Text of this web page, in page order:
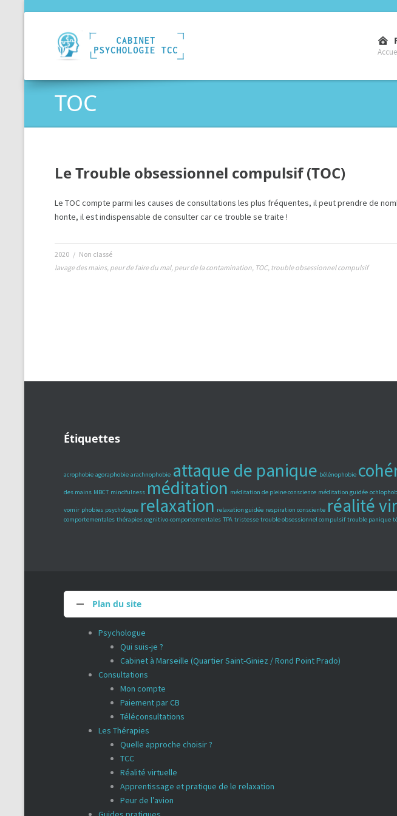
TOC
Le Trouble obsessionnel compulsif (TOC)
Le TOC compte parmi les causes de consultations les plus fréquentes, il peut prendre de
honte, il est indispensable de consulter car ce trouble se traite !
2020 / Non classé
lavage des mains, peur de faire du mal, peur de la contamination, TOC, trouble obsessionnel compulsif
Étiquettes
acrophobie agoraphobie arachnophobie attaque de panique bélénophobie
des mains MBCT mindfulness méditation méditation de pleine conscience méditation guidée
vomir phobies psychologue relaxation relaxation guidée respiration consciente réalité
comportementales thérapies cognitivo-comportementales TPA tristesse trouble obsessionnel compulsif trouble panique
Plan du site
Psychologue
Qui suis-je ?
Cabinet à Marseille (Quartier Saint-Giniez / Rond Point Prado)
Consultations
Mon compte
Paiement par CB
Téléconsultations
Les Thérapies
Quelle approche choisir ?
TCC
Réalité virtuelle
Apprentissage et pratique de le relaxation
Peur de l’avion